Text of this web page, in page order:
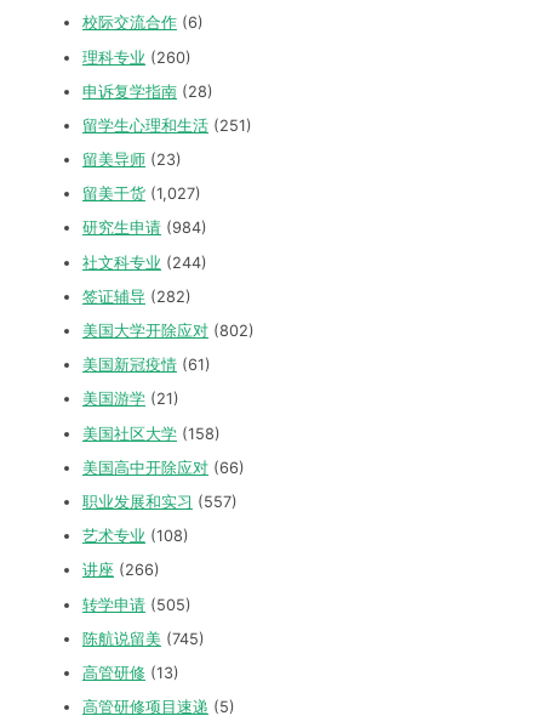
校际交流合作 (6)
理科专业 (260)
申诉复学指南 (28)
留学生心理和生活 (251)
留美导师 (23)
留美干货 (1,027)
研究生申请 (984)
社文科专业 (244)
签证辅导 (282)
美国大学开除应对 (802)
美国新冠疫情 (61)
美国游学 (21)
美国社区大学 (158)
美国高中开除应对 (66)
职业发展和实习 (557)
艺术专业 (108)
讲座 (266)
转学申请 (505)
陈航说留美 (745)
高管研修 (13)
高管研修项目速递 (5)